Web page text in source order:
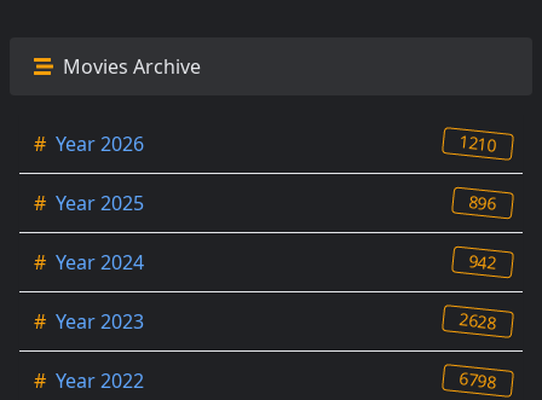
Movies Archive
# Year 2026 1210
# Year 2025 896
# Year 2024 942
# Year 2023 2628
# Year 2022 6798